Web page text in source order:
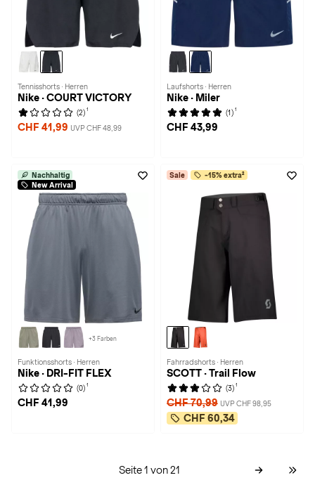
Tennisshorts · Herren
Nike · COURT VICTORY
(2) 1
CHF 41,99 UVP CHF 48,99
Laufshorts · Herren
Nike · Miler
(1) 1
CHF 43,99
Nachhaltig
New Arrival
+3 Farben
Funktionsshorts · Herren
Nike · DRI-FIT FLEX
(0) 1
CHF 41,99
Sale -15% extra²
Fahrradshorts · Herren
SCOTT · Trail Flow
(3) 1
CHF 70,99 UVP CHF 98,95
CHF 60,34
Seite 1 von 21